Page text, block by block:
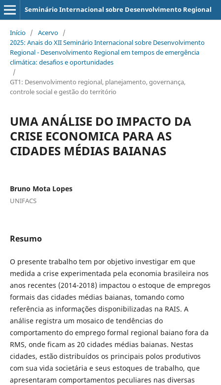
Seminário Internacional sobre Desenvolvimento Regional
Início / Acervo /
2025: Anais do XII Seminário Internacional sobre Desenvolvimento
Regional - Desenvolvimento Regional em tempos de emergência
climática: desafios e oportunidades
/
GT1: Desenvolvimento regional, planejamento, governança,
controle social e gestão do território
UMA ANÁLISE DO IMPACTO DA
CRISE ECONOMICA PARA AS
CIDADES MÉDIAS BAIANAS
Bruno Mota Lopes
UNIFACS
Resumo
O presente trabalho tem por objetivo investigar em que
medida a crise experimentada pela economia brasileira nos
anos recentes (2014-2018) impactou o estoque de empregos
formais das cidades médias baianas, tomando como
referência as informações disponibilizadas na RAIS. A
análise registra um mosaico de tendências do
comportamento do emprego formal regional baiano fora da
RMS, onde ficam as 20 cidades médias baianas. Nestas
cidades, estão distribuídos os principais polos produtivos
com sua vida societária e seus estoques de trabalho, que
apresentaram comportamentos peculiares nas diversas